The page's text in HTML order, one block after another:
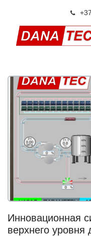
Инновационная
верхнего уровня